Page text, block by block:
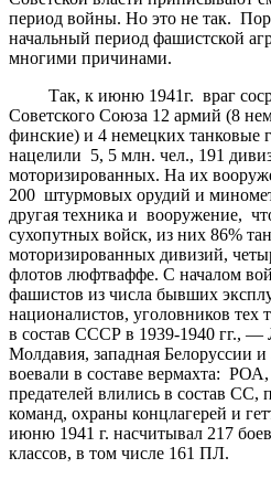
период войны. Но это не так.
начальный период фашистской
многими причинами.
Так, к июню 1941г. враг
Советского Союза 12 армий (8
финские) и 4 немецких
нацелили 5, 5 млн. чел., 191
моторизированных. На их
200 штурмовых орудий и
другая техника и вооружение,
сухопутных войск, из них 86%
моторизированных дивизий,
флотов люфтваффе. С началом
фашистов из числа бывших
националистов, уголовников тех
в состав СССР в 1939-1940 гг., —
Молдавия, западная Белоруссии
воевали в составе вермахта:
предателей влились в состав СС,
команд, охраны концлагерей и
июню 1941 г. насчитывал 217
классов, в том числе 161 ПЛ.